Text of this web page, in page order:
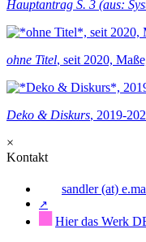
Hauptantrag S. 3 (aus:
ohne Titel, seit 2020,
Deko & Diskurs, 2019-
×
Kontakt
sandler (at)
↗
Hier das Werk